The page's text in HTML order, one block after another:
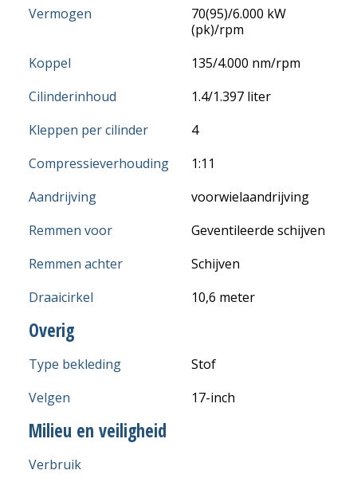
Vermogen
70(95)/6.000 kW
(pk)/rpm
Koppel
135/4.000 nm/rpm
Cilinderinhoud
1.4/1.397 liter
Kleppen per cilinder
4
Compressieverhouding
1:11
Aandrijving
voorwielaandrijving
Remmen voor
Geventileerde schijven
Remmen achter
Schijven
Draaicirkel
10,6 meter
Overig
Type bekleding
Stof
Velgen
17-inch
Milieu en veiligheid
Verbruik